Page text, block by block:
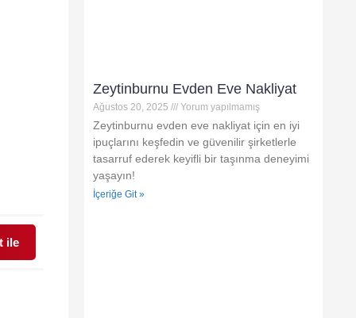
ile
Zeytinburnu Evden Eve Nakliyat
Ağustos 20, 2025 Yorum yapılmamış
Zeytinburnu evden eve nakliyat için en iyi
ipuçlarını keşfedin ve güvenilir şirketlerle
tasarruf ederek keyifli bir taşınma deneyimi
yaşayın!
İçeriğe Git »